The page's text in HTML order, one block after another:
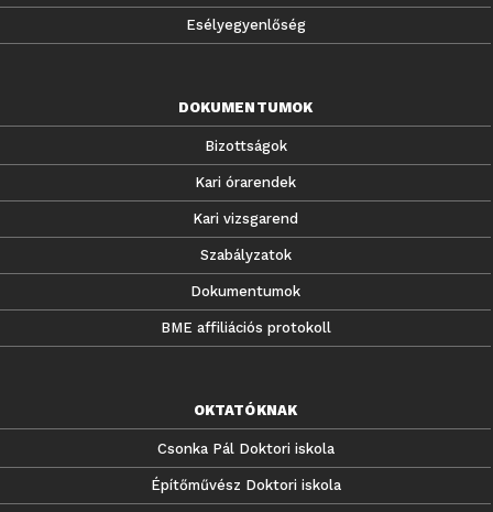
Esélyegyenlőség
DOKUMENTUMOK
Bizottságok
Kari órarendek
Kari vizsgarend
Szabályzatok
Dokumentumok
BME affiliációs protokoll
OKTATÓKNAK
Csonka Pál Doktori iskola
Építőművész Doktori iskola